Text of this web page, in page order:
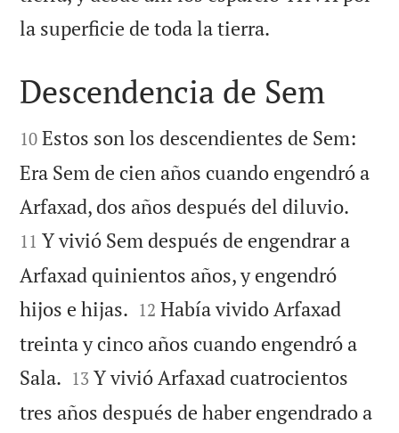
la superficie de toda la tierra.

Descendencia de Sem

10 Estos son los descendientes de Sem:
Era Sem de cien años cuando engendró a
Arfaxad, dos años después del diluvio.
11 Y vivió Sem después de engendrar a
Arfaxad quinientos años, y engendró
hijos e hijas. 

12 Había vivido Arfaxad
treinta y cinco años cuando engendró a
Sala. 

13 Y vivió Arfaxad cuatrocientos
tres años después de haber engendrado a